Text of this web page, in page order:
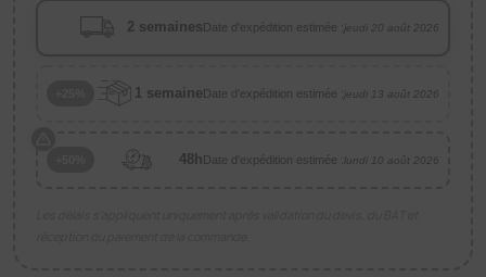
2 semainesDate d'expédition estimée :jeudi 20 août 2026
1 semaineDate d'expédition estimée :jeudi 13 août 2026
48hDate d'expédition estimée :lundi 10 août 2026